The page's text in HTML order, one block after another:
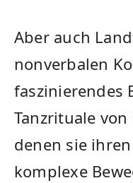
Aber auch
nonverbalen
faszinierendes
Tanzrituale
denen ‍sie
komplexe